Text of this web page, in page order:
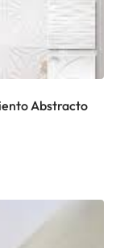
Abstracto